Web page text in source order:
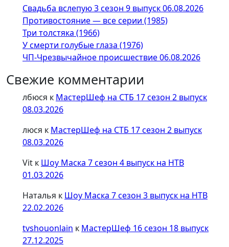
Свадьба вслепую 3 сезон 9 выпуск 06.08.2026
Противостояние — все серии (1985)
Три толстяка (1966)
У смерти голубые глаза (1976)
ЧП-Чрезвычайное происшествие 06.08.2026
Свежие комментарии
лбюся к МастерШеф на СТБ 17 сезон 2 выпуск
08.03.2026
люся к МастерШеф на СТБ 17 сезон 2 выпуск
08.03.2026
Vit к Шоу Маска 7 сезон 4 выпуск на НТВ
01.03.2026
Наталья к Шоу Маска 7 сезон 3 выпуск на НТВ
22.02.2026
tvshouonlain к МастерШеф 16 сезон 18 выпуск
27.12.2025